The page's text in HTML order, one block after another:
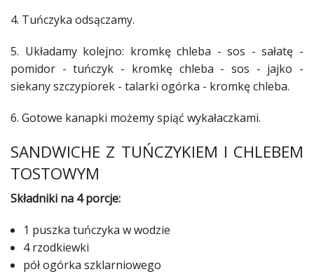
4. Tuńczyka odsączamy.
5. Układamy kolejno: kromkęchleba - sos - sałatę -
pomidor - tuńczyk - kromkę chleba - sos - jajko -
siekany szczypiorek - talarki ogórka - kromkęchleba.
6. Gotowe kanapki możemy spiąć wykałaczkami.
SANDWICHE Z TUŃCZYKIEM I CHLEBEM
TOSTOWYM
Składniki na 4 porcje:
1 puszka tuńczyka w wodzie
4 rzodkiewki
pół ogórka szklarniowego